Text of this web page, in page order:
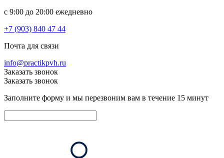
c 9:00 до 20:00 ежедневно
+7 (903) 840 47 44
Почта для связи
info@practikpvh.ru
Заказать звонок
Заказать звонок
Заполните форму и мы перезвоним вам в течение 15 минут